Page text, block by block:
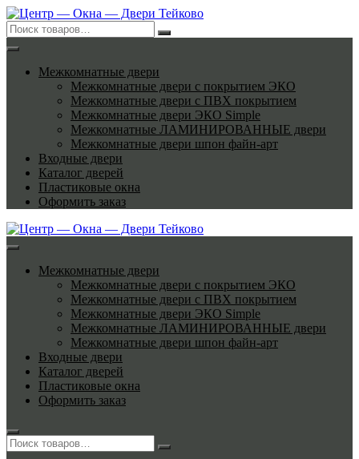
Перейти
к
содержимому
Межкомнатные двери
Межкомнатные двери с покрытием ЭКО
Межкомнатные двери с ПВХ покрытием
Межкомнатные двери ЭКО Simple
Межкомнатные ЛАМИНИРОВАННЫЕ двери
Межкомнатные двери шпон файн-арт
Входные двери
Каталог дверей
Пластиковые окна
Оформить заказ
Межкомнатные двери
Межкомнатные двери с покрытием ЭКО
Межкомнатные двери с ПВХ покрытием
Межкомнатные двери ЭКО Simple
Межкомнатные ЛАМИНИРОВАННЫЕ двери
Межкомнатные двери шпон файн-арт
Входные двери
Каталог дверей
Пластиковые окна
Оформить заказ